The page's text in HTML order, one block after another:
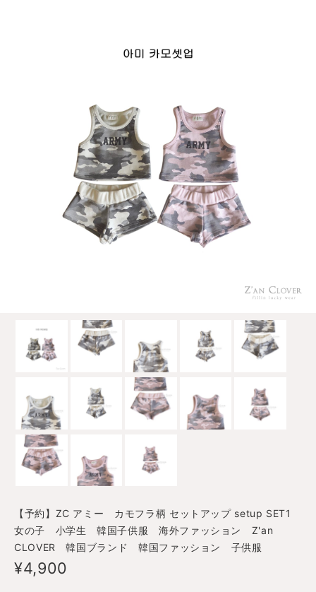
【予約】ZC アミー カモフラ柄 セットアップ setup SET1
女の子 小学生 韓国子供服 海外ファッション Z'an
CLOVER 韓国ブランド 韓国ファッション 子供服
¥4,900